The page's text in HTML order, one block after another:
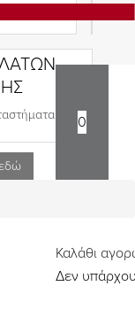
και e-
0
Καλάθι
Δεν